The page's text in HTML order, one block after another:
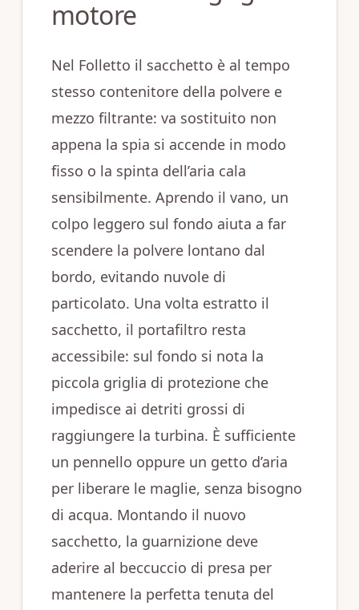
motore
Nel Folletto il sacchetto è al tempo
stesso contenitore della polvere e
mezzo filtrante: va sostituito non
appena la spia si accende in modo
fisso o la spinta dell’aria cala
sensibilmente. Aprendo il vano, un
colpo leggero sul fondo aiuta a far
scendere la polvere lontano dal
bordo, evitando nuvole di
particolato. Una volta estratto il
sacchetto, il portafiltro resta
accessibile: sul fondo si nota la
piccola griglia di protezione che
impedisce ai detriti grossi di
raggiungere la turbina. È sufficiente
un pennello oppure un getto d’aria
per liberare le maglie, senza bisogno
di acqua. Montando il nuovo
sacchetto, la guarnizione deve
aderire al beccuccio di presa per
mantenere la perfetta tenuta del